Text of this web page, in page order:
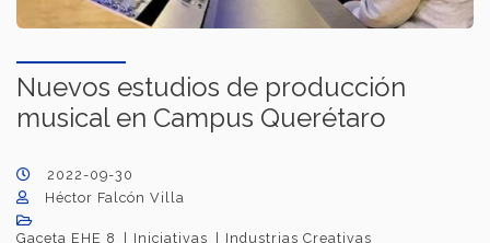
Nuevos estudios de producción
musical en Campus Querétaro
2022-09-30
Héctor Falcón Villa
Gaceta EHE 8 Iniciativas
Industrias Creativas